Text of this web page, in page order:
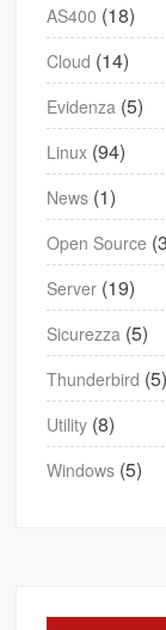
AS400 (18)
Cloud (14)
Evidenza (5)
Linux (94)
News (1)
Open Source
Server (19)
Sicurezza (5)
Thunderbird (5)
Utility (8)
Windows (5)